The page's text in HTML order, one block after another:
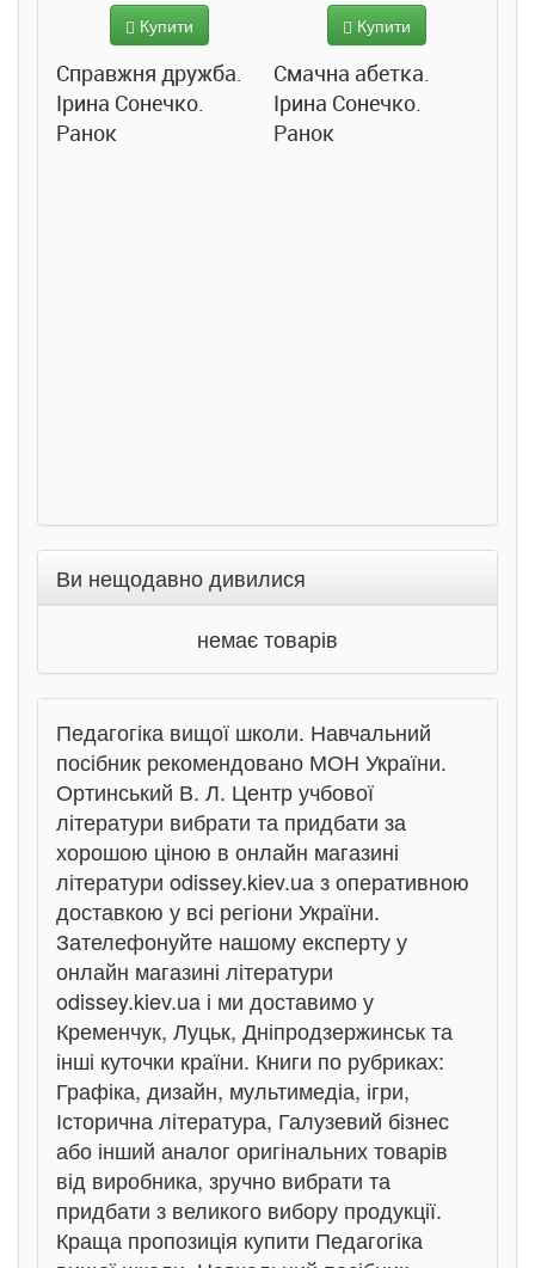
Купити
Справжня дружба.
Ірина Сонечко.
Ранок
Купити
Смачна абетка.
Ірина Сонечко.
Ранок
Ви нещодавно дивилися
немає товарів
Педагогіка вищої школи. Навчальний
посібник рекомендовано МОН України.
Ортинський В. Л. Центр учбової
літератури вибрати та придбати за
хорошою ціною в онлайн магазині
літератури odissey.kiev.ua з оперативною
доставкою у всі регіони України.
Зателефонуйте нашому експерту у
онлайн магазині літератури
odissey.kiev.ua і ми доставимо у
Кременчук, Луцьк, Дніпродзержинськ та
інші куточки країни. Книги по рубриках:
Графіка, дизайн, мультимедіа, ігри,
Історична література, Галузевий бізнес
або інший аналог оригінальних товарів
від виробника, зручно вибрати та
придбати з великого вибору продукції.
Краща пропозиція купити Педагогіка